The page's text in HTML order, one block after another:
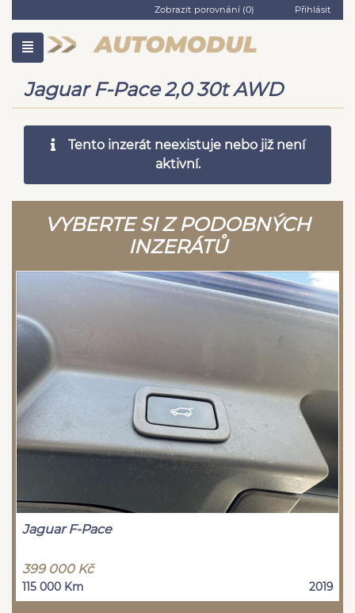
Zobrazit porovnání (0) Přihlásit
Jaguar F-Pace 2,0 30t AWD
Tento inzerát neexistuje nebo již není
aktivní.
VYBERTE SI Z PODOBNÝCH
INZERÁTŮ
Jaguar F-Pace
399 000 Kč
115 000 Km 2019